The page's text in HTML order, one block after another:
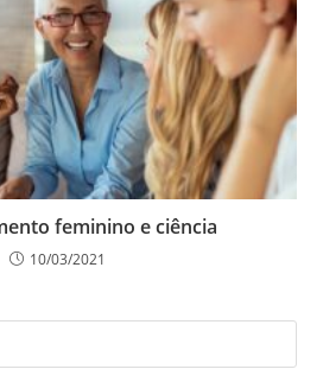
feminino e ciência
10/03/2021